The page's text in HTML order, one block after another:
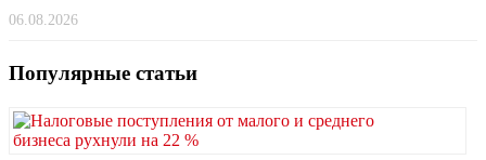
06.08.2026
Популярные статьи